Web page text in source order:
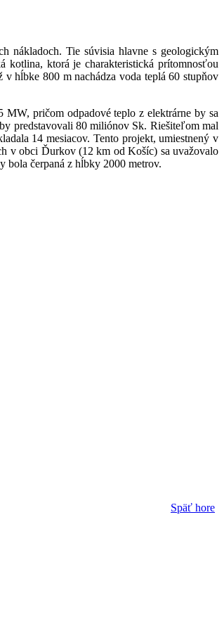
nákladoch. Tie súvisia hlavne s geologickým
kotlina, ktorá je charakteristická prítomnosťou
hĺbke 800 m nachádza voda teplá 60 stupňov
pričom odpadové teplo z elektrárne by sa
predstavovali 80 miliónov Sk. Riešiteľom mal
14 mesiacov. Tento projekt, umiestnený v
v obci Ďurkov (12 km od Košíc) sa uvažovalo
bola čerpaná z hĺbky 2000 metrov.
Späť hore